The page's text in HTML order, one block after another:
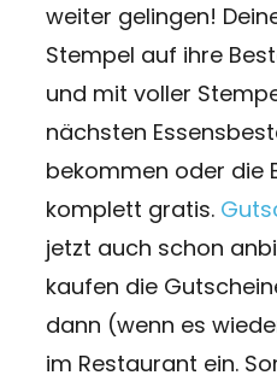
weiter gelingen!
Stempel auf ihre
und mit voller
nächsten
bekommen oder die
komplett gratis.
jetzt auch schon
kaufen die
dann (wenn es
im Restaurant ein.